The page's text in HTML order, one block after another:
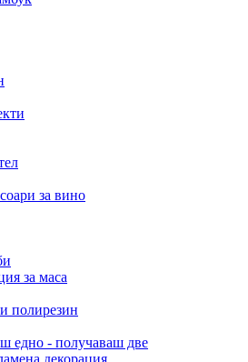
за вино
за маса
полирезин
едно - получаваш две
декорация